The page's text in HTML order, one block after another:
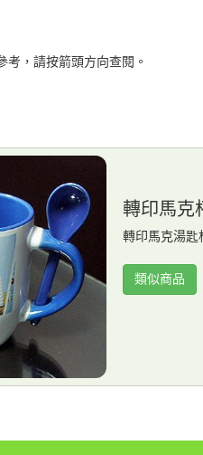
，請按箭頭方向查閱。
轉印馬克
轉印馬克湯匙
類似商品